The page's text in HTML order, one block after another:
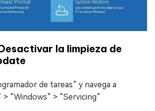
la limpieza de
de tareas” y navega a
“Windows” > “Servicing”